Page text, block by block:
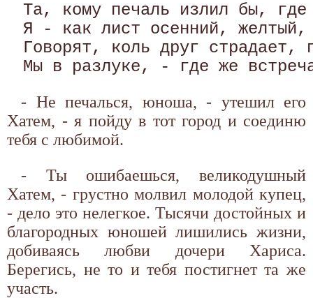
Та, кому печаль излил бы,
Я - как лист осенний,
Говорят, коль друг
- Не печалься, юноша, - утешил его
Хатем, - я пойду в тот город и соединю
тебя с любимой.
- Ты ошибаешься, великодушный
Хатем, - грустно молвил молодой купец,
- дело это нелегкое. Тысячи достойных и
благородных юношей лишились жизни,
добиваясь любви дочери Хариса.
Берегись, не то и тебя постигнет та же
участь.